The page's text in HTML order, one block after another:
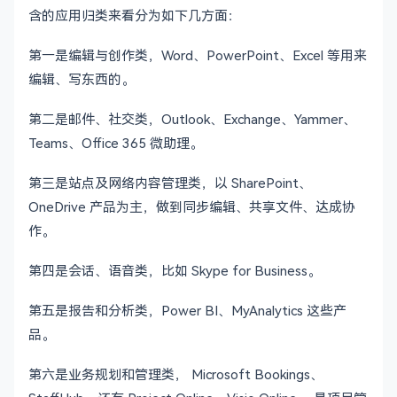
含的应用归类来看分为如下几方面：
第一是编辑与创作类，Word、PowerPoint、Excel 等用来
编辑、写东西的。
第二是邮件、社交类，Outlook、Exchange、Yammer、
Teams、Office 365 微助理。
第三是站点及网络内容管理类，以 SharePoint、
OneDrive 产品为主，做到同步编辑、共享文件、达成协
作。
第四是会话、语音类，比如 Skype for Business。
第五是报告和分析类，Power BI、MyAnalytics 这些产
品。
第六是业务规划和管理类， Microsoft Bookings、